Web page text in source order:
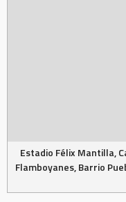
Estadio Félix Mantilla,
Flamboyanes, Barrio